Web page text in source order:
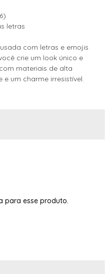
letras
com letras e emojis
crie um look único e
materiais de alta
um charme irresistível.
para esse produto.